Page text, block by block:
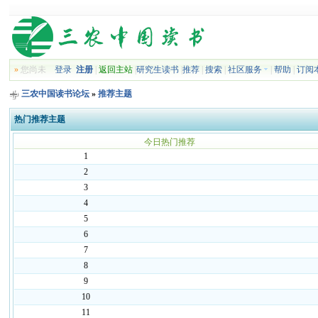
» 您尚未登录 注册 |返回主站 |研究生读书 |推荐 |搜索 |社区服务 |帮助 |订阅
三农中国读书论坛 »推荐主题
热门推荐主题
今日热门推荐
1
2
3
4
5
6
7
8
9
10
11